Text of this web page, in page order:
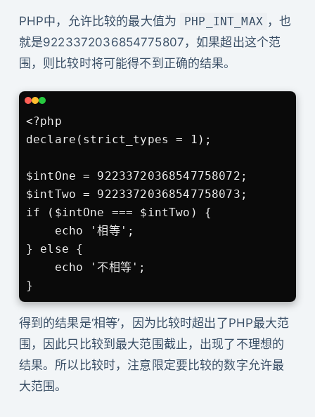
PHP中，允许比较的最大值为 PHP_INT_MAX ，也
就是9223372036854775807，如果超出这个范
围，则比较时将可能得不到正确的结果。
<?php
declare(strict_types = 1);
$intOne = 92233720368547758072;
$intTwo = 92233720368547758073;
if ($intOne === $intTwo) {
    echo '相等';
} else {
    echo '不相等';
}
得到的结果是‘相等’，因为比较时超出了PHP最大范
围，因此只比较到最大范围截止，出现了不理想的
结果。所以比较时，注意限定要比较的数字允许最
大范围。